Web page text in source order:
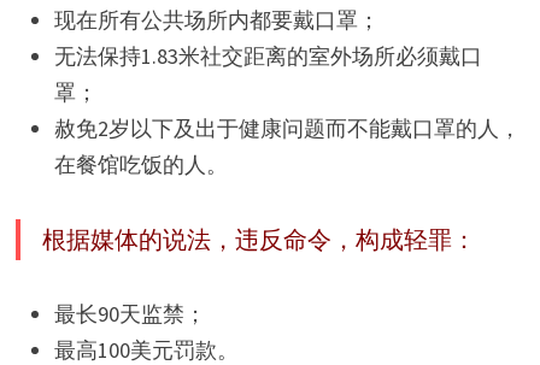
现在所有公共场所内都要戴口罩；
无法保持1.83米社交距离的室外场所必须戴口
罩；
赦免2岁以下及出于健康问题而不能戴口罩的人，
在餐馆吃饭的人。
根据媒体的说法，违反命令，构成轻罪：
最长90天监禁；
最高100美元罚款。